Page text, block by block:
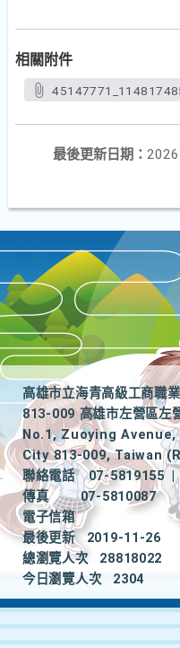
相關附件
最後更新日期：
高雄市立海青高級工商職
813-009 高雄市左營區左
No.1, Zuoying
City 813-009, Taiwan
聯絡電話
07-5819155
|
傳真
07-5810087
電子信箱
最後更新
2019-11-26
總瀏覽人次
28818022
今日瀏覽人次
2304